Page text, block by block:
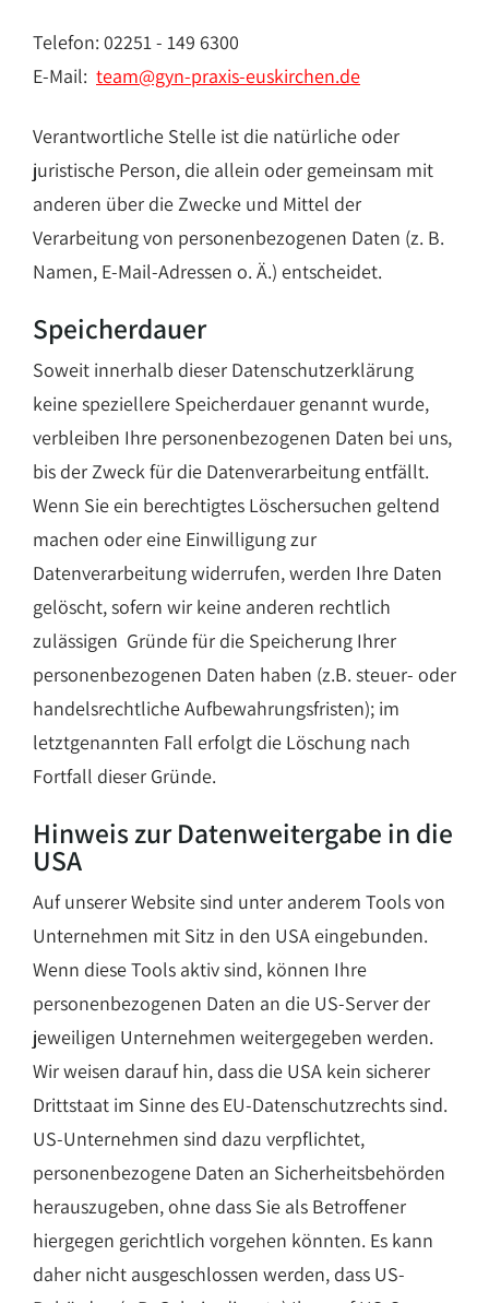
Telefon: 02251 - 149 6300
E-Mail: team@gyn-praxis-euskirchen.de
Verantwortliche Stelle ist die natürliche oder
juristische Person, die allein oder gemeinsam mit
anderen über die Zwecke und Mittel der
Verarbeitung von personenbezogenen Daten (z. B.
Namen, E-Mail-Adressen o. Ä.) entscheidet.
Speicherdauer
Soweit innerhalb dieser Datenschutzerklärung
keine speziellere Speicherdauer genannt wurde,
verbleiben Ihre personenbezogenen Daten bei uns,
bis der Zweck für die Datenverarbeitung entfällt.
Wenn Sie ein berechtigtes Löschersuchen geltend
machen oder eine Einwilligung zur
Datenverarbeitung widerrufen, werden Ihre Daten
gelöscht, sofern wir keine anderen rechtlich
zulässigen Gründe für die Speicherung Ihrer
personenbezogenen Daten haben (z.B. steuer- oder
handelsrechtliche Aufbewahrungsfristen); im
letztgenannten Fall erfolgt die Löschung nach
Fortfall dieser Gründe.
Hinweis zur Datenweitergabe in die
USA
Auf unserer Website sind unter anderem Tools von
Unternehmen mit Sitz in den USA eingebunden.
Wenn diese Tools aktiv sind, können Ihre
personenbezogenen Daten an die US-Server der
jeweiligen Unternehmen weitergegeben werden.
Wir weisen darauf hin, dass die USA kein sicherer
Drittstaat im Sinne des EU-Datenschutzrechts sind.
US-Unternehmen sind dazu verpflichtet,
personenbezogene Daten an Sicherheitsbehörden
herauszugeben, ohne dass Sie als Betroffener
hiergegen gerichtlich vorgehen könnten. Es kann
daher nicht ausgeschlossen werden, dass US-